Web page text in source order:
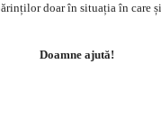
doar în situația în care
Doamne ajută!